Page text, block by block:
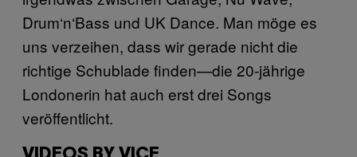
Drum‘n‘Bass und UK Dance. Man möge es
uns verzeihen, dass wir gerade nicht die
richtige Schublade finden—die 20-jährige
Londonerin hat auch erst drei Songs
veröffentlicht.